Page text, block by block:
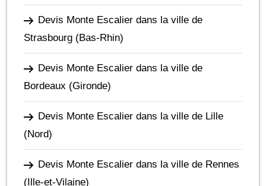
Devis Monte Escalier dans la ville de
Strasbourg (Bas-Rhin)
Devis Monte Escalier dans la ville de
Bordeaux (Gironde)
Devis Monte Escalier dans la ville de Lille
(Nord)
Devis Monte Escalier dans la ville de Rennes
(Ille-et-Vilaine)